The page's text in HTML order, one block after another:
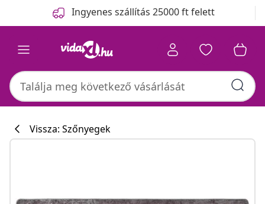
Ingyenes szállítás 25000 ft felett
Vissza: Szőnyegek